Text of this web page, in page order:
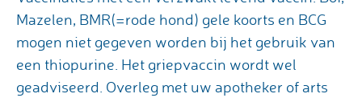
Mazelen, BMR(=rode hond) gele koorts en BCG
mogen niet gegeven worden bij het gebruik van
een thiopurine. Het griepvaccin wordt wel
geadviseerd. Overleg met uw apotheker of arts